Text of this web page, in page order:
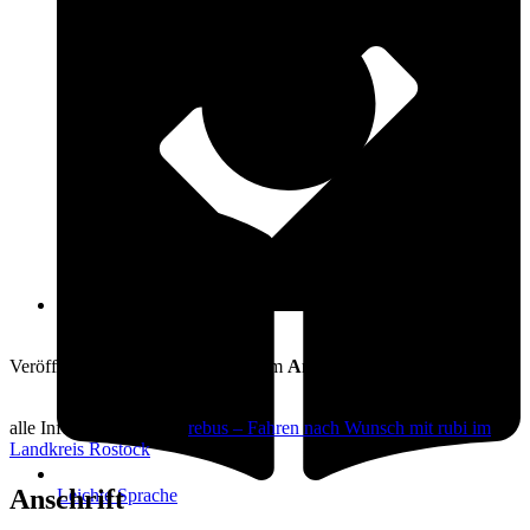
Leichte Sprache
Veröffentlicht am: 19. Juli 2024 vom Amt Warnow-West
alle Informationen hier: rebus – Fahren nach Wunsch mit rubi im
Landkreis Rostock
Anschrift